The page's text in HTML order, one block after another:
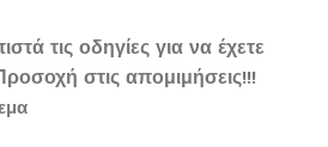
τις οδηγίες για να έχετε
στις απομιμήσεις!!!